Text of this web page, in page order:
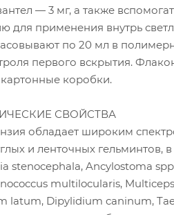
— 3 мг, а также
для применения внутрь
по 20 мл в
первого вскрытия.
коробки.
СВОЙСТВА
обладает широким
и ленточных гельминтов, в
stenocephala, Ancylostoma
multilocularis,
latum, Dipylidium caninum,